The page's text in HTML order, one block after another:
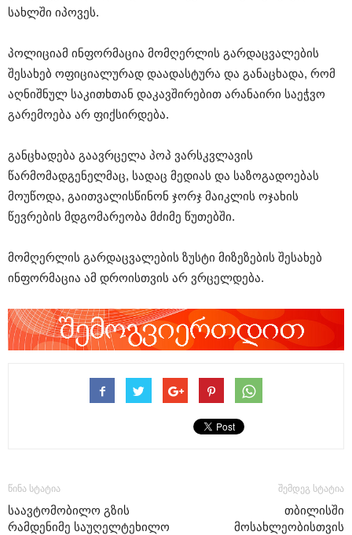
სახლში იპოვეს.
პოლიციამ ინფორმაცია მომღერლის გარდაცვალების
შესახებ ოფიციალურად დაადასტურა და განაცხადა, რომ
აღნიშნულ საკითხთან დაკავშირებით არანაირი საეჭვო
გარემოება არ ფიქსირდება.
განცხადება გაავრცელა პოპ ვარსკვლავის
წარმომადგენელმაც, სადაც მედიას და საზოგადოებას
მოუწოდა, გაითვალისწინონ ჯორჯ მაიკლის ოჯახის
წევრების მდგომარეობა მძიმე წუთებში.
მომღერლის გარდაცვალების ზუსტი მიზეზების შესახებ
ინფორმაცია ამ დროისთვის არ ვრცელდება.
წინა სტატია
საავტომობილო გზის
რამდენიმე საუღელტეხილო
შემდეგ სტატია
თბილისში
მოსახლეობისთვის